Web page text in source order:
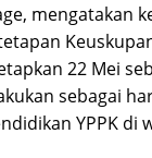
mengatakan
22 Mei
sebagai
YPPK di